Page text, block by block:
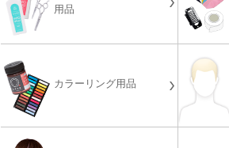
用品
カラーリング用品